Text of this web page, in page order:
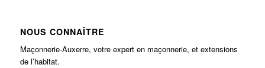
NOUS CONNAÎTRE
Maçonnerie-Auxerre, votre expert en maçonnerie, et extensions
de l’habitat.